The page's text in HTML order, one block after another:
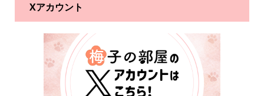
Xアカウント